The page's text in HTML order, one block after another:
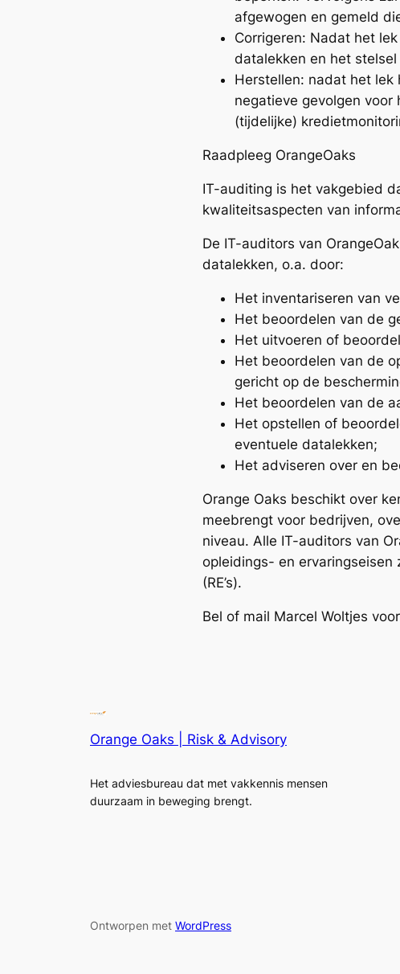
afgewogen en gemeld
Corrigeren: Nadat het
datalekken en het
Herstellen: nadat het
negatieve gevolgen
(tijdelijke)
Raadpleeg OrangeOaks
IT-auditing is het vakgebied
kwaliteitsaspecten van
De IT-auditors van
datalekken, o.a. door:
Het inventariseren van
Het beoordelen van de
Het uitvoeren of
Het beoordelen van de
gericht op de
Het beoordelen van de
Het opstellen of
eventuele datalekken;
Het adviseren over en
Orange Oaks beschikt over
meebrengt voor bedrijven,
niveau. Alle IT-auditors van
opleidings- en ervaringseisen
(RE’s).
Bel of mail Marcel Woltjes
Orange Oaks | Risk & Advisory
Het adviesbureau dat met vakkennis mensen
duurzaam in beweging brengt.
Ontworpen met WordPress